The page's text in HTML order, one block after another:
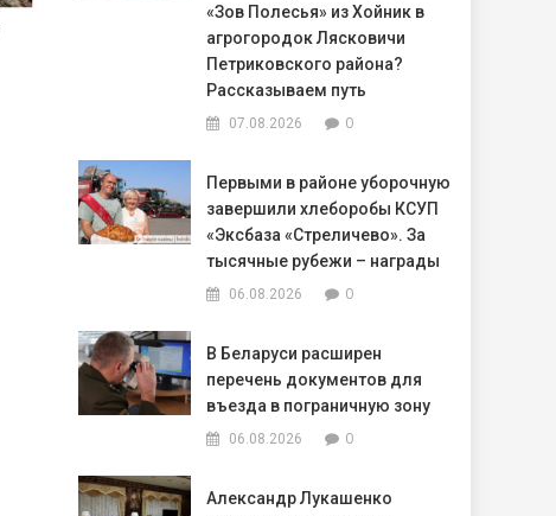
«Зов Полесья» из Хойник в
агрогородок Лясковичи
Петриковского района?
Рассказываем путь
07.08.2026 0
Первыми в районе уборочную
завершили хлеборобы КСУП
«Эксбаза «Стреличево». За
тысячные рубежи – награды
06.08.2026 0
В Беларуси расширен
перечень документов для
въезда в пограничную зону
06.08.2026 0
Александр Лукашенко